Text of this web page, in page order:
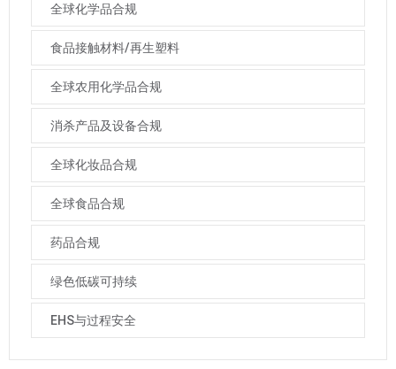
全球化学品合规
食品接触材料/再生塑料
全球农用化学品合规
消杀产品及设备合规
全球化妆品合规
全球食品合规
药品合规
绿色低碳可持续
EHS与过程安全